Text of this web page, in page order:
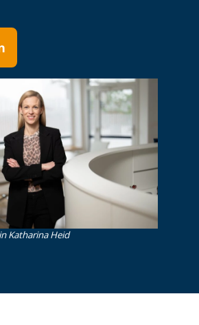
Katharina Heid